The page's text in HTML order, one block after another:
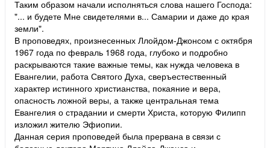
Таким образом начали исполняться слова нашего Господа:
"... и будете Мне свидетелями в... Самарии и даже до края
земли".
В проповедях, произнесенных Ллойдом-Джонсом с октября
1967 года по февраль 1968 года, глубоко и подробно
раскрываются такие важные темы, как нужда человека в
Евангелии, работа Святого Духа, сверъестественный
характер истинного христианства, покаяние и вера,
опасность ложной веры, а также центральная тема
Евангелия о страдании и смерти Христа, которую Филипп
изложил жителю Эфиопии.
Данная серия проповедей была прервана в связи с